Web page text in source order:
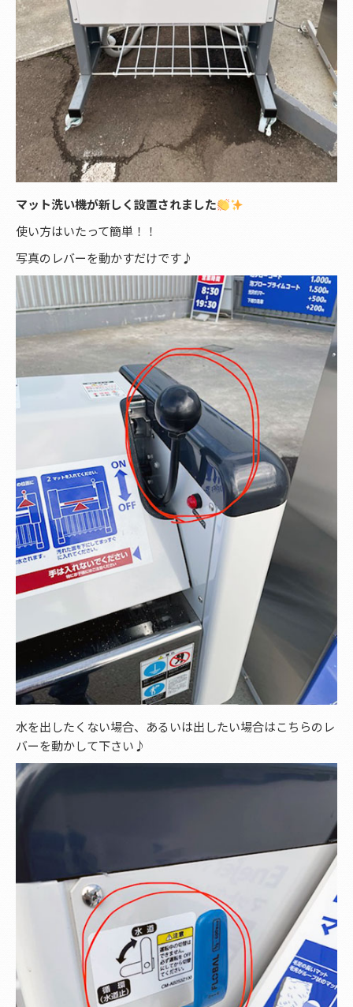
マット洗い機が新しく設置されました
使い方はいたって簡単！！
写真のレバーを動かすだけです♪
水を出したくない場合、あるいは出したい場合はこちらのレ
バーを動かして下さい♪